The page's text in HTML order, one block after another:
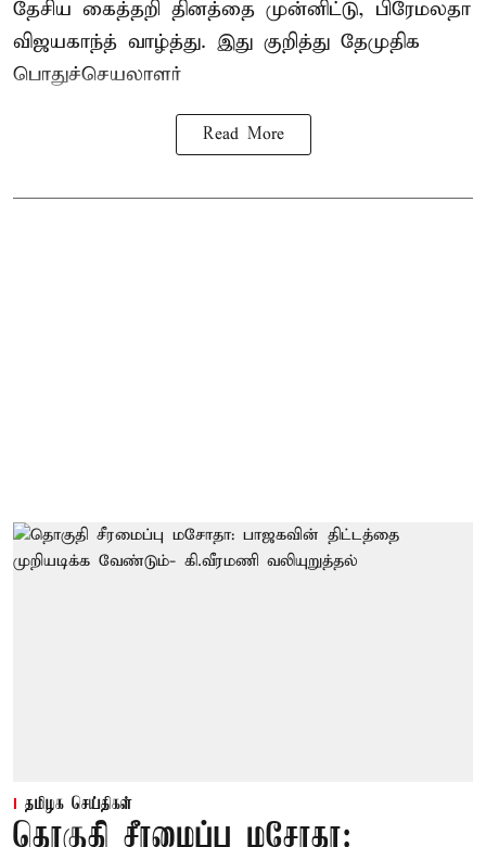
தேசிய கைத்தறி தினத்தை முன்னிட்டு, பிரேமலதா
விஜயகாந்த் வாழ்த்து. இது குறித்து தேமுதிக
பொதுச்செயலாளர்
Read More
தமிழக செய்திகள்
தொகுதி சீரமைப்பு மசோதா: